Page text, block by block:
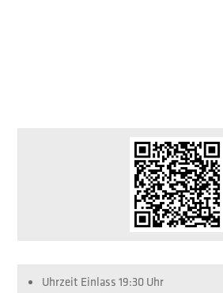
Uhrzeit Einlass 19:30 Uhr